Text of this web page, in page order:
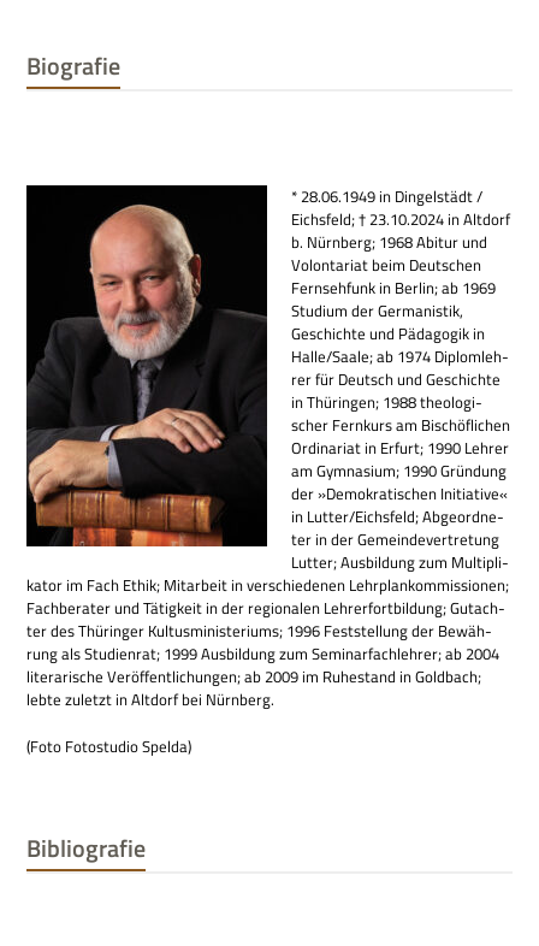
Biografie
* 28.06.1949 in Din­gel­städt /
Eichs­feld; † 23.10.2024 in Alt­dorf
b. Nürn­berg; 1968 Abitur und
Volon­ta­riat beim Deut­schen
Fern­seh­funk in Ber­lin; ab 1969
Stu­dium der Ger­ma­ni­stik,
Geschichte und Päd­ago­gik in
Halle/Saale; ab 1974 Diplom­leh­
rer für Deutsch und Geschichte
in Thü­rin­gen; 1988 theo­lo­gi­
scher Fern­kurs am Bischöf­li­chen
Ordi­na­riat in Erfurt; 1990 Leh­rer
am Gym­na­sium; 1990 Grün­dung
der »Demo­kra­ti­schen Initia­tive«
in Lutter/Eichsfeld; Abge­ord­ne­
ter in der Gemein­de­ver­tre­tung
Lut­ter; Aus­bil­dung zum Mul­ti­pli­
ka­tor im Fach Ethik; Mit­ar­beit in ver­schie­de­nen Lehr­plan­kom­mis­sio­nen;
Fach­be­ra­ter und Tätig­keit in der regio­na­len Leh­rer­fort­bil­dung; Gut­ach­
ter des Thü­rin­ger Kul­tus­mi­ni­ste­ri­ums; 1996 Fest­stel­lung der Bewäh­
rung als Stu­di­en­rat; 1999 Aus­bil­dung zum Semi­nar­fach­leh­rer; ab 2004
lite­ra­ri­sche Ver­öf­fent­li­chun­gen; ab 2009 im Ruhe­stand in Gold­bach;
lebte zuletzt in Alt­dorf bei Nürnberg.
(Foto Foto­stu­dio Spelda)
Bibliografie